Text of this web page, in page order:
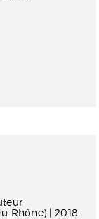
Rhône) | 2018